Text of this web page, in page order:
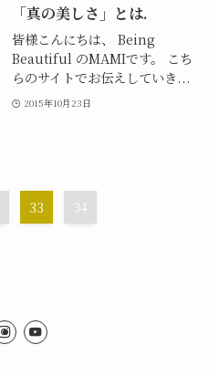
「真の美しさ」とは.
皆様こんにちは、 Being
Beautiful のMAMIです。 こち
らのサイトでお伝えしていき...
2015年10月23日
33 34